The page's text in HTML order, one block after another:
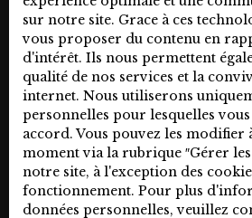
Vous disposerez
de 160 m² de
combles
aménageables,
offrant un
potentiel illimité
pour
personnaliser
votre intérieur. La
vous ne souhaitez pas
prospection
téléphonique, vous
gratuitement sur la liste
démarchage
l'article L223-1 du code
consommation, sur le
www.bloctel.gouv.fr ou
adressé à :
sur notre site. Grace à ces
vous proposer du contenu en
d'intérêt. Ils nous permettent
qualité de nos services et la
internet. Nous utiliserons
personnelles pour lesquelles
accord. Vous pouvez les
moment via la rubrique ″Gérer les
notre site, à l'exception des
fonctionnement. Pour plus
données personnelles, veuillez